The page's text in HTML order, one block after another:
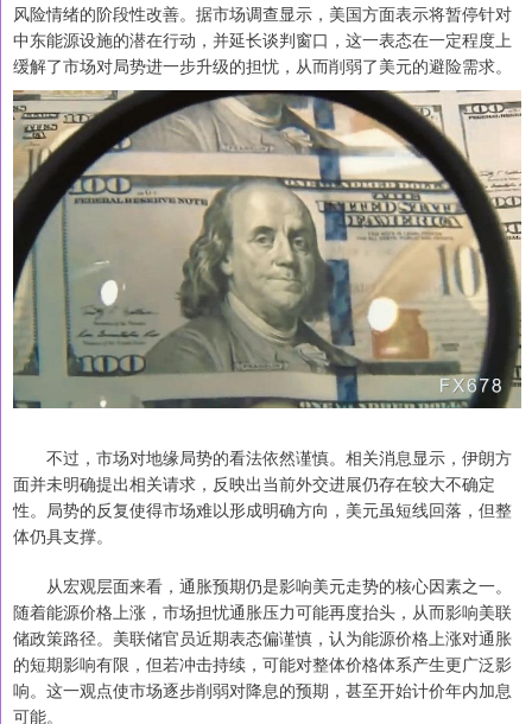
风险情绪的阶段性改善。据市场调查显示，美国方面表示将暂停针对
中东能源设施的潜在行动，并延长谈判窗口，这一表态在一定程度上
缓解了市场对局势进一步升级的担忧，从而削弱了美元的避险需求。
不过，市场对地缘局势的看法依然谨慎。相关消息显示，伊朗方
面并未明确提出相关请求，反映出当前外交进展仍存在较大不确定
性。局势的反复使得市场难以形成明确方向，美元虽短线回落，但整
体仍具支撑。
从宏观层面来看，通胀预期仍是影响美元走势的核心因素之一。
随着能源价格上涨，市场担忧通胀压力可能再度抬头，从而影响美联
储政策路径。美联储官员近期表态偏谨慎，认为能源价格上涨对通胀
的短期影响有限，但若冲击持续，可能对整体价格体系产生更广泛影
响。这一观点使市场逐步削弱对降息的预期，甚至开始计价年内加息
可能。